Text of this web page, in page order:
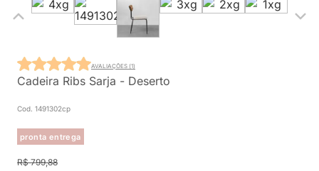
Cadeira Ribs Sarja - Deserto
Cod. 1491302cp
pronta entrega
AVALIAÇÕES (1)
R$ 799,88